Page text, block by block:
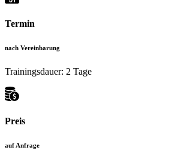
Termin
nach Vereinbarung
Trainingsdauer: 2 Tage
Preis
auf Anfrage